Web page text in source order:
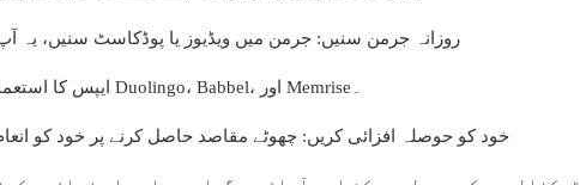
3- روزانہ جرمن سنیں: جرمن میں ویڈیوز یا پوڈکاسٹ سنیں،
5- خود کو حوصلہ افزائی کریں: چھوٹے مقاصد حاصل کرنے پر خود کو